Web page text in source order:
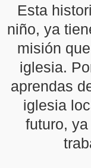
Esta
niño, ya
misión
iglesia.
aprendas
iglesia
futuro,